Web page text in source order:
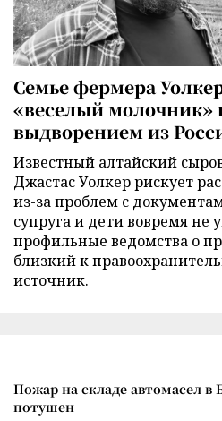
Семье фермера
«веселый молочник»
выдворением из
Известный алтайский
Джастас Уолкер рискует
из-за проблем с
супруга и дети вовремя не
профильные ведомства о
близкий к
источник.
Пожар на складе автомасел в
потушен